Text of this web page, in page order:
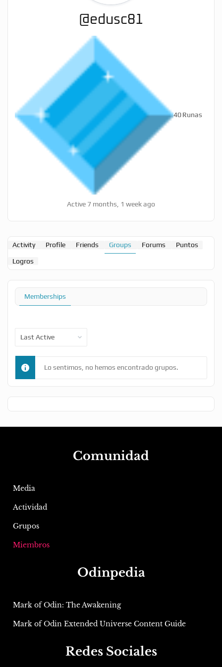
@edusc81
40Runas
Active 7 months, 1 week ago
Activity Profile Friends Groups Forums Puntos
Logros
Memberships
By:
Lo sentimos, no hemos encontrado grupos.
Comunidad
Media
Actividad
Grupos
Miembros
Odinpedia
Mark of Odin: The Awakening
Mark of Odin Extended Universe Content Guide
Redes Sociales